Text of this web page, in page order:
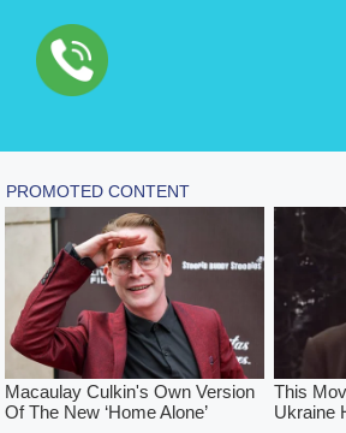
content